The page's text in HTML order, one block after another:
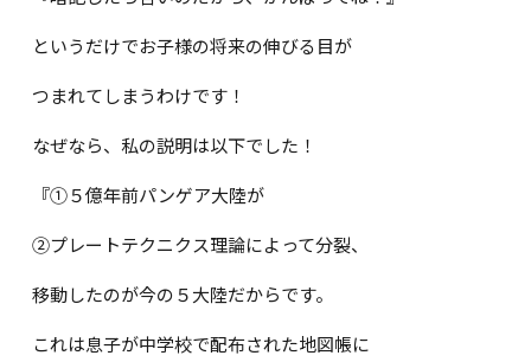
というだけでお子様の将来の伸びる目が
つまれてしまうわけです！
なぜなら、私の説明は以下でした！
『①５億年前パンゲア大陸が
②プレートテクニクス理論によって分裂、
移動したのが今の５大陸だからです。
これは息子が中学校で配布された地図帳に